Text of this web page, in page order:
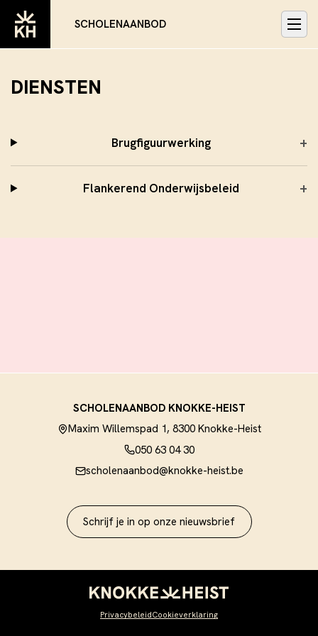
SCHOLENAANBOD
DIENSTEN
Brugfiguurwerking +
Flankerend Onderwijsbeleid +
SCHOLENAANBOD KNOKKE-HEIST
Maxim Willemspad 1, 8300 Knokke-Heist
050 63 04 30
scholenaanbod@knokke-heist.be
Schrijf je in op onze nieuwsbrief
PrivacybeleidCookieverklaring